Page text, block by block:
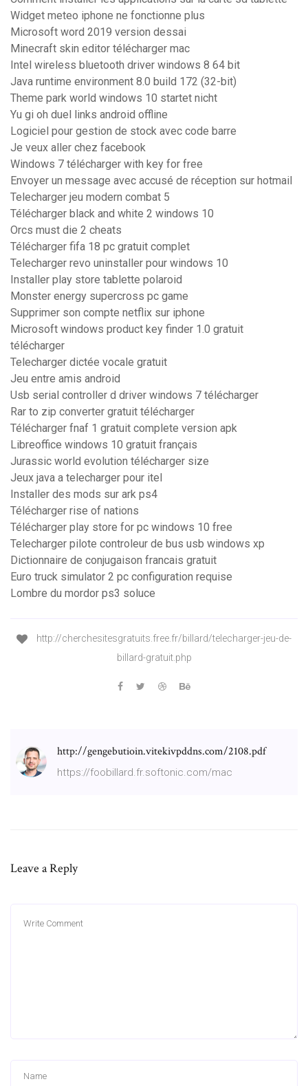
Widget meteo iphone ne fonctionne plus
Microsoft word 2019 version dessai
Minecraft skin editor télécharger mac
Intel wireless bluetooth driver windows 8 64 bit
Java runtime environment 8.0 build 172 (32-bit)
Theme park world windows 10 startet nicht
Yu gi oh duel links android offline
Logiciel pour gestion de stock avec code barre
Je veux aller chez facebook
Windows 7 télécharger with key for free
Envoyer un message avec accusé de réception sur hotmail
Telecharger jeu modern combat 5
Télécharger black and white 2 windows 10
Orcs must die 2 cheats
Télécharger fifa 18 pc gratuit complet
Telecharger revo uninstaller pour windows 10
Installer play store tablette polaroid
Monster energy supercross pc game
Supprimer son compte netflix sur iphone
Microsoft windows product key finder 1.0 gratuit
télécharger
Telecharger dictée vocale gratuit
Jeu entre amis android
Usb serial controller d driver windows 7 télécharger
Rar to zip converter gratuit télécharger
Télécharger fnaf 1 gratuit complete version apk
Libreoffice windows 10 gratuit français
Jurassic world evolution télécharger size
Jeux java a telecharger pour itel
Installer des mods sur ark ps4
Télécharger rise of nations
Télécharger play store for pc windows 10 free
Telecharger pilote controleur de bus usb windows xp
Dictionnaire de conjugaison francais gratuit
Euro truck simulator 2 pc configuration requise
Lombre du mordor ps3 soluce
http://cherchesitesgratuits.free.fr/billard/telecharger-jeu-de-
billard-gratuit.php
http://gengebutioin.vitekivpddns.com/2108.pdf
https://foobillard.fr.softonic.com/mac
Leave a Reply